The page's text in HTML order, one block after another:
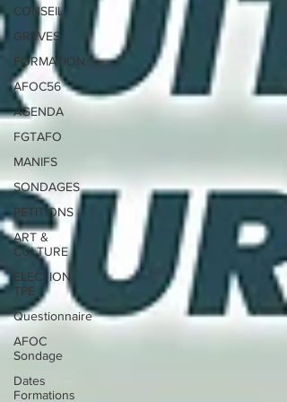
CONSEIL
GREVES
FORMATION
AFOC56
AGENDA
FGTAFO
MANIFS
SONDAGES
PETITIONS
ART &
CULTURE
ELECTION
TPE
Questionnaire
AFOC
Sondage
Dates
Formations